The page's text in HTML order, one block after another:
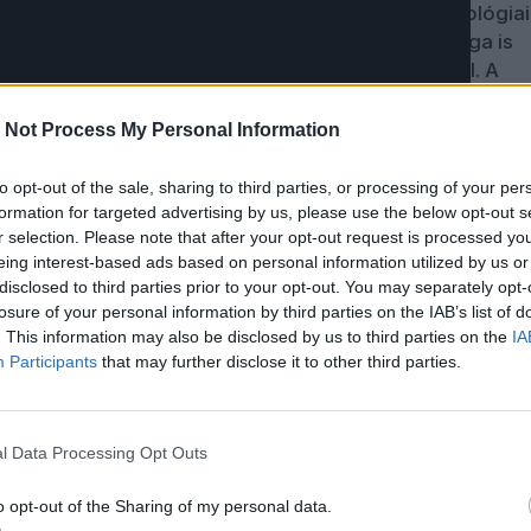
Not Process My Personal Information
opt-out of the sale, sharing to third parties, or processing of your
for targeted advertising by us, please use the below opt-out
selection. Please note that after your opt-out request is processed
interest-based ads based on personal information utilized by us
to third parties prior to your opt-out. You may separately
of your personal information by third parties on the IAB’s list of
This information may also be disclosed by us to third parties on the
Participants that may further disclose it to other third parties.
Data Processing Opt Outs
opt-out of the Sharing of my personal data.
folytatta. Innen származtathatók azok a technológiai
a működési elvét továbbvitte, vagy akár maga is
tette például az összekötött Revox magnókkal. A
képes az adott munkakörnyezetre alkalmazni,
fura. Az őt producerként alkalmazó Coldplay nem az,
ez semmit sem von le a Coldplay zenéjének
viszont annál többet mond el, hogy egy mainstream
számára nem idegen környezet.
passzolt, de az inkább volt egy „barátság
„nem zenész” címkék és a véletlen igába hajtása
lemezek.